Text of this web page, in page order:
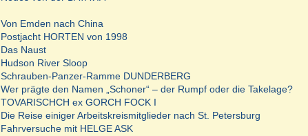
Von Emden nach China
Postjacht HORTEN von 1998
Das Naust
Hudson River Sloop
Schrauben-Panzer-Ramme DUNDERBERG
Wer prägte den Namen „Schoner“ – der Rumpf oder die Takelage?
TOVARISCHCH ex GORCH FOCK I
Die Reise einiger Arbeitskreismitglieder nach St. Petersburg
Fahrversuche mit HELGE ASK